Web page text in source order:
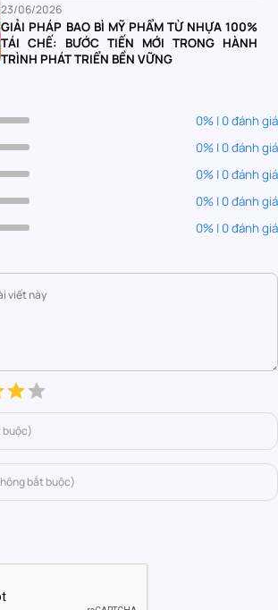
23/06/2026
GIẢI PHÁP BAO BÌ MỸ PHẨM TỪ NHỰA 100%
TÁI CHẾ: BƯỚC TIẾN MỚI TRONG HÀNH
TRÌNH PHÁT TRIỂN BỀN VỮNG
0% | 0 đánh giá
0% | 0 đánh giá
0% | 0 đánh giá
0% | 0 đánh giá
0% | 0 đánh giá